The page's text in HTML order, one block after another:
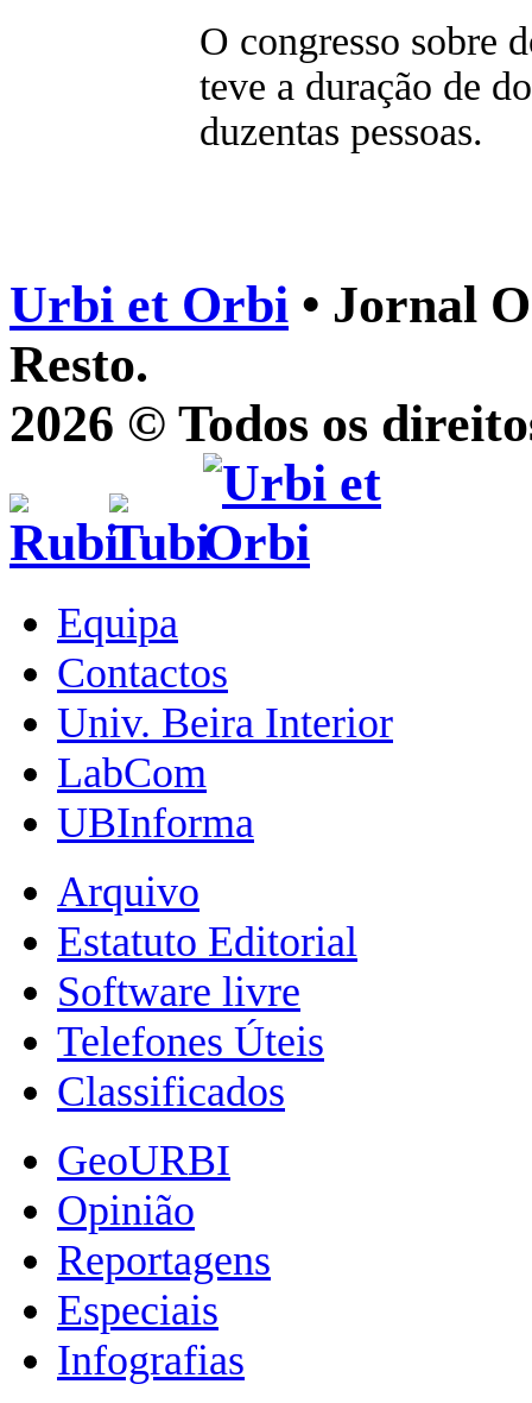
O congresso sobre
teve a duração de
duzentas pessoas.
Urbi et Orbi • Jornal
Resto.
2026 © Todos os
Equipa
Contactos
Univ. Beira Interior
LabCom
UBInforma
Arquivo
Estatuto Editorial
Software livre
Telefones Úteis
Classificados
GeoURBI
Opinião
Reportagens
Especiais
Infografias